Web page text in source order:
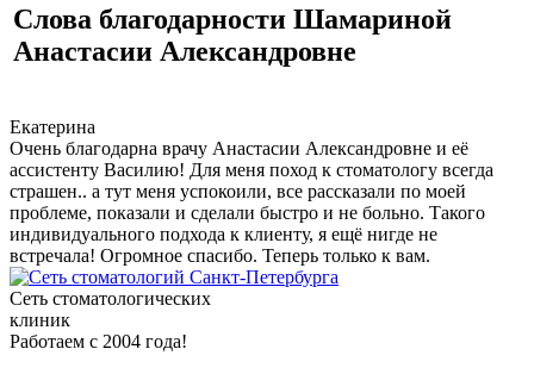
звонок
клиники
Слова благодарности Шамариной
Анастасии Александровне
Екатерина
Очень благодарна врачу Анастасии Александровне и её
ассистенту Василию! Для меня поход к стоматологу всегда
страшен.. а тут меня успокоили, все рассказали по моей
проблеме, показали и сделали быстро и не больно. Такого
индивидуального подхода к клиенту, я ещё нигде не
встречала! Огромное спасибо. Теперь только к вам.
Сеть стоматологических
клиник
Работаем с 2004 года!